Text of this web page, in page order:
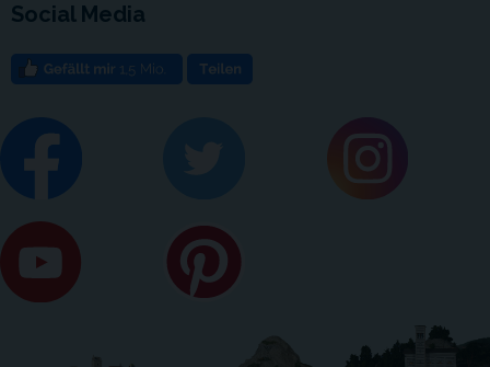
Social Media